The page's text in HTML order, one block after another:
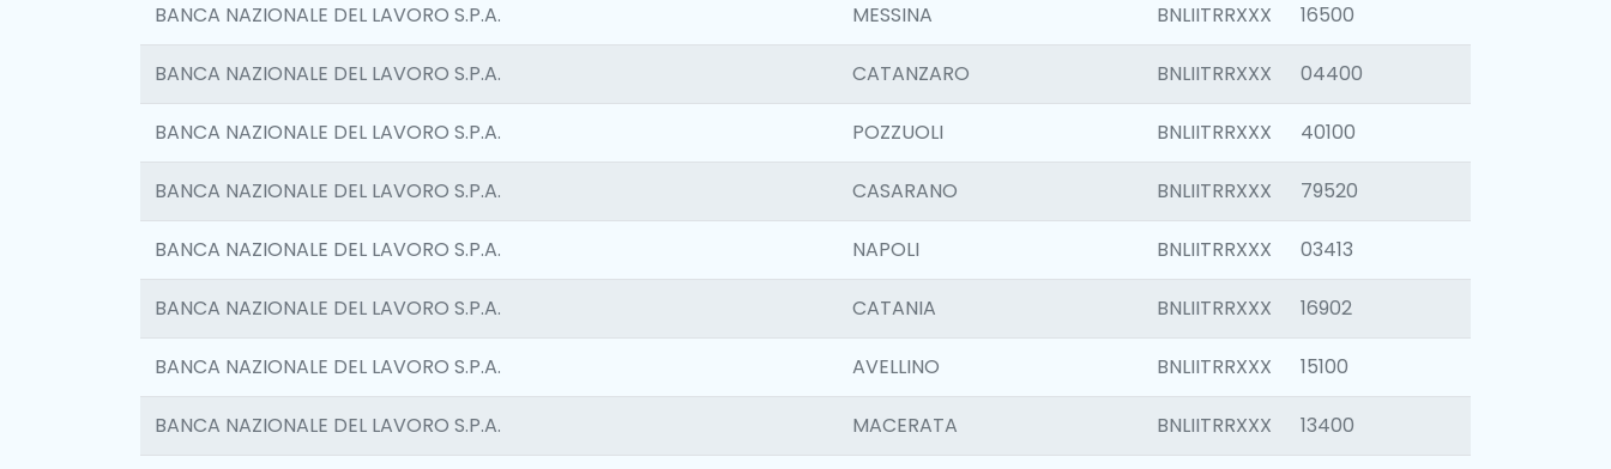
BANCA NAZIONALE DEL LAVORO S.P.A. MESSINA BNLIITRRXXX 16500
BANCA NAZIONALE DEL LAVORO S.P.A. CATANZARO BNLIITRRXXX 04400
BANCA NAZIONALE DEL LAVORO S.P.A. POZZUOLI BNLIITRRXXX 40100
BANCA NAZIONALE DEL LAVORO S.P.A. CASARANO BNLIITRRXXX 79520
BANCA NAZIONALE DEL LAVORO S.P.A. NAPOLI BNLIITRRXXX 03413
BANCA NAZIONALE DEL LAVORO S.P.A. CATANIA BNLIITRRXXX 16902
BANCA NAZIONALE DEL LAVORO S.P.A. AVELLINO BNLIITRRXXX 15100
BANCA NAZIONALE DEL LAVORO S.P.A. MACERATA BNLIITRRXXX 13400